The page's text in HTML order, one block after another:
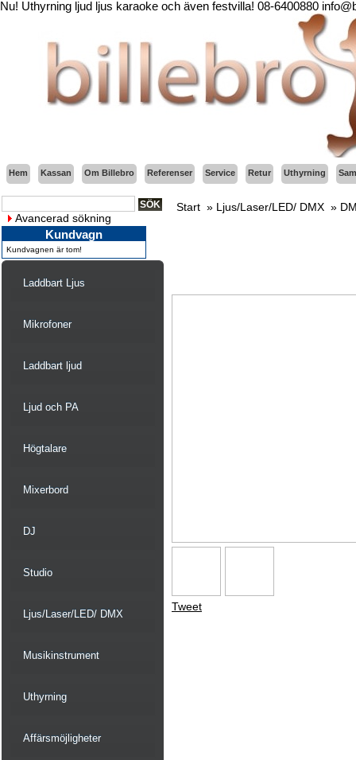
Nu! Uthyrning ljud ljus karaoke och även festvilla! 08-6400880
Hem Kassan Om Billebro Referenser Service Retur Uthyrning
Avancerad sökning
Kundvagn
Kundvagnen är tom!
Laddbart Ljus
Mikrofoner
Laddbart ljud
Ljud och PA
Högtalare
Mixerbord
DJ
Studio
Ljus/Laser/LED/ DMX
Musikinstrument
Uthyrning
Affärsmöjligheter
Start » Ljus/Laser/LED/ DMX »
Tweet